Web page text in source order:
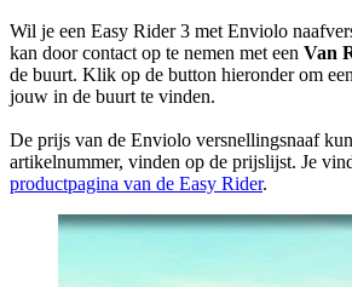
Wil je een Easy Rider 3 met Enviolo
kan door contact op te nemen met een Van
de buurt. Klik op de button hieronder om een
jouw in de buurt te vinden.
De prijs van de Enviolo versnellingsnaaf
artikelnummer, vinden op de prijslijst. Je
productpagina van de Easy Rider.